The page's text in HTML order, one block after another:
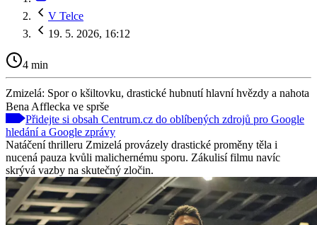
V Telce
19. 5. 2026, 16:12
4 min
Zmizelá: Spor o kšiltovku, drastické hubnutí hlavní hvězdy a nahota
Bena Afflecka ve sprše
Přidejte si obsah Centrum.cz do oblíbených zdrojů pro Google
hledání a Google zprávy
Natáčení thrilleru Zmizelá provázely drastické proměny těla i
nucená pauza kvůli malichernému sporu. Zákulisí filmu navíc
skrývá vazby na skutečný zločin.